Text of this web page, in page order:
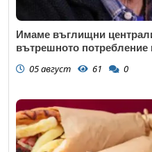
Имаме въглищни
вътрешното потребление
05 август 61 0